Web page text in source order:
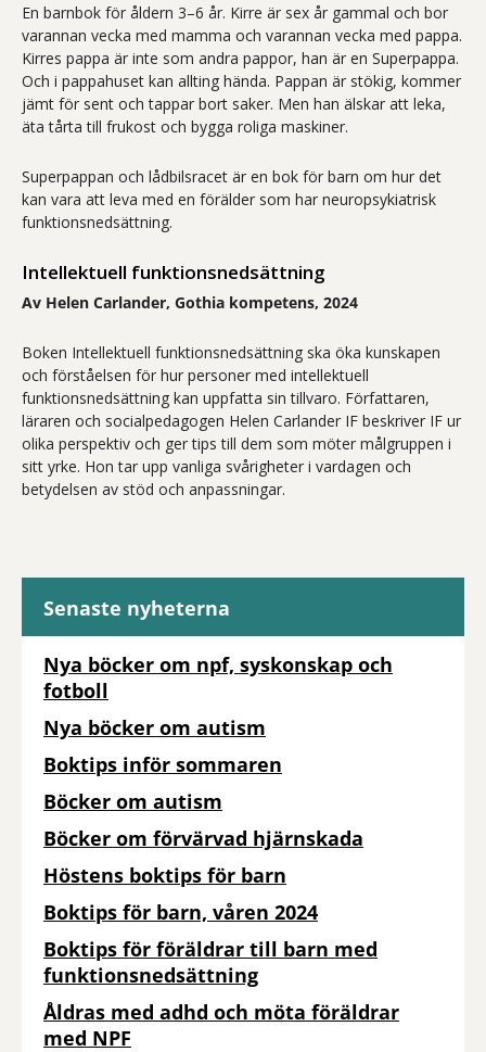
En barnbok för åldern 3–6 år. Kirre är sex år gammal och bor
varannan vecka med mamma och varannan vecka med pappa.
Kirres pappa är inte som andra pappor, han är en Superpappa.
Och i pappahuset kan allting hända. Pappan är stökig, kommer
jämt för sent och tappar bort saker. Men han älskar att leka,
äta tårta till frukost och bygga roliga maskiner.
Superpappan och lådbilsracet är en bok för barn om hur det
kan vara att leva med en förälder som har neuropsykiatrisk
funktionsnedsättning.
Intellektuell funktionsnedsättning
Av Helen Carlander, Gothia kompetens, 2024
Boken Intellektuell funktionsnedsättning ska öka kunskapen
och förståelsen för hur personer med intellektuell
funktionsnedsättning kan uppfatta sin tillvaro. Författaren,
läraren och socialpedagogen Helen Carlander IF beskriver IF ur
olika perspektiv och ger tips till dem som möter målgruppen i
sitt yrke. Hon tar upp vanliga svårigheter i vardagen och
betydelsen av stöd och anpassningar.
Senaste nyheterna
Nya böcker om npf, syskonskap och
fotboll
Nya böcker om autism
Boktips inför sommaren
Böcker om autism
Böcker om förvärvad hjärnskada
Höstens boktips för barn
Boktips för barn, våren 2024
Boktips för föräldrar till barn med
funktionsnedsättning
Åldras med adhd och möta föräldrar
med NPF